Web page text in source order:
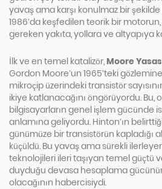
yavaş ama karşı konulmaz bir
1986’da keşfedilen teorik bir
gereken yakıta, yollara ve altyapıya
İlk ve en temel katalizör, Moore
Gordon Moore’un 1965’teki
mikroçip üzerindeki transistör
ikiye katlanacağını öngörüyordu. Bu,
bilgisayarların genel işlem gücünde
anlamına geliyordu. Hinton’ın
günümüze bir transistörün kapladığı
küçüldü. Bu yavaş ama sürekli
teknolojileri ileri taşıyan temel güçtü
duyduğu devasa hesaplama
olacağının habercisiydi.